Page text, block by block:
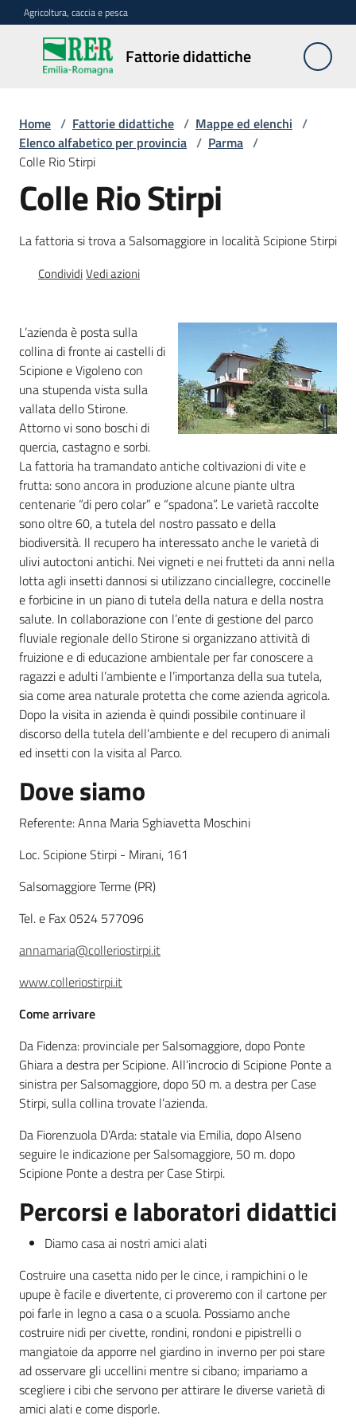
Vai al contenuto
Vai alla navigazione
Vai al footer
Agricoltura, caccia e pesca
Fattorie didattiche
Fattorie
didattiche
Trova
sulla
Menu selezionato
necessari
Corsi
Agricoltura
in
cifre
Agricoltura,
caccia e
pesca
Argomenti
Novità
Servizi
Leggi atti bandi
Piani programmi
progetti
Home / Fattorie didattiche / Mappe ed elenchi /
Elenco alfabetico per provincia / Parma /
Colle Rio Stirpi
Colle Rio Stirpi
La fattoria si trova a Salsomaggiore in località Scipione Stirpi
CondividiVedi azioni
L’azienda è posta sulla
collina di fronte ai castelli di
Scipione e Vigoleno con
una stupenda vista sulla
vallata dello Stirone.
Attorno vi sono boschi di
quercia, castagno e sorbi.
La fattoria ha tramandato antiche coltivazioni di vite e
frutta: sono ancora in produzione alcune piante ultra
centenarie “di pero colar” e “spadona”. Le varietà raccolte
sono oltre 60, a tutela del nostro passato e della
biodiversità. Il recupero ha interessato anche le varietà di
ulivi autoctoni antichi. Nei vigneti e nei frutteti da anni nella
lotta agli insetti dannosi si utilizzano cinciallegre, coccinelle
e forbicine in un piano di tutela della natura e della nostra
salute. In collaborazione con l’ente di gestione del parco
fluviale regionale dello Stirone si organizzano attività di
fruizione e di educazione ambientale per far conoscere a
ragazzi e adulti l’ambiente e l’importanza della sua tutela,
sia come area naturale protetta che come azienda agricola.
Dopo la visita in azienda è quindi possibile continuare il
discorso della tutela dell’ambiente e del recupero di animali
ed insetti con la visita al Parco.
Dove siamo
Referente: Anna Maria Sghiavetta Moschini
Loc. Scipione Stirpi - Mirani, 161
Salsomaggiore Terme (PR)
Tel. e Fax 0524 577096
annamaria@colleriostirpi.it
www.colleriostirpi.it
Come arrivare
Da Fidenza: provinciale per Salsomaggiore, dopo Ponte
Ghiara a destra per Scipione. All’incrocio di Scipione Ponte a
sinistra per Salsomaggiore, dopo 50 m. a destra per Case
Stirpi, sulla collina trovate l’azienda.
Da Fiorenzuola D’Arda: statale via Emilia, dopo Alseno
seguire le indicazione per Salsomaggiore, 50 m. dopo
Scipione Ponte a destra per Case Stirpi.
Percorsi e laboratori didattici
Diamo casa ai nostri amici alati
Costruire una casetta nido per le cince, i rampichini o le
upupe è facile e divertente, ci proveremo con il cartone per
poi farle in legno a casa o a scuola. Possiamo anche
costruire nidi per civette, rondini, rondoni e pipistrelli o
mangiatoie da apporre nel giardino in inverno per poi stare
ad osservare gli uccellini mentre si cibano; impariamo a
scegliere i cibi che servono per attirare le diverse varietà di
amici alati e come disporle.